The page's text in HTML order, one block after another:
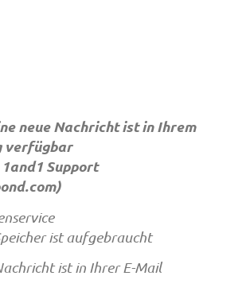
neue Nachricht ist in Ihrem
verfügbar
Support
)
ist aufgebraucht
ist in Ihrer E-Mail